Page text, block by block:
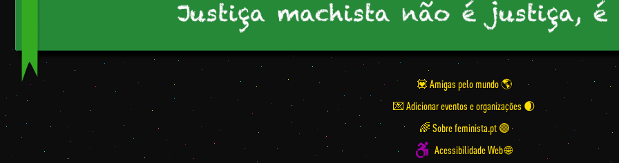
💟 Amigas pelo mundo
💌 Adicionar eventos e organizações
🌈 Sobre feminista.pt 🟣
Acessibilidade Web 🌐